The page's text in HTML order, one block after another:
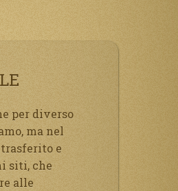
per diverso
ma nel
e
siti, che
alle